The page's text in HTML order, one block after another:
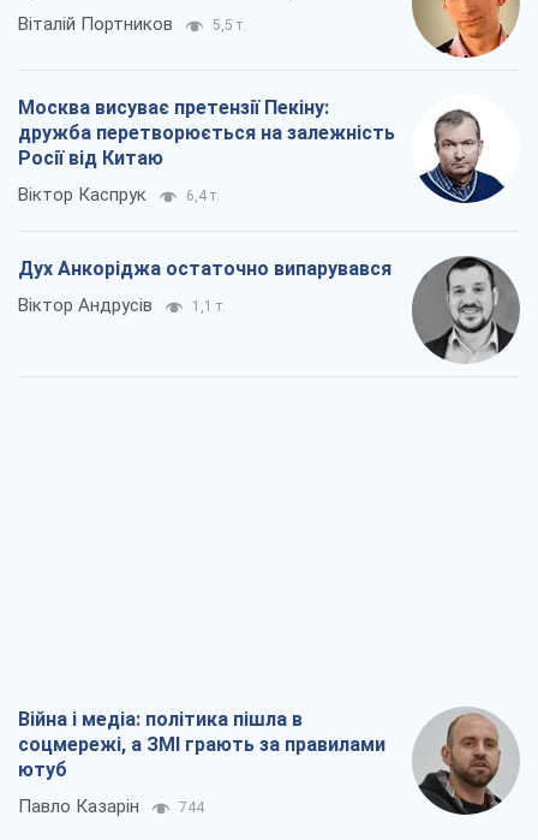
Віталій Портников 5,5 т.
Москва висуває претензії Пекіну:
дружба перетворюється на залежність
Росії від Китаю
Віктор Каспрук 6,4 т.
Дух Анкоріджа остаточно випарувався
Віктор Андрусів 1,1 т.
Війна і медіа: політика пішла в
соцмережі, а ЗМІ грають за правилами
ютуб
Павло Казарін 744